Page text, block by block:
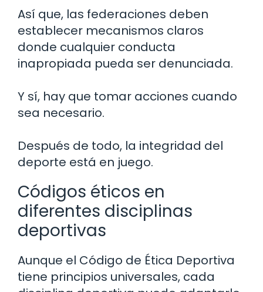
Así que, las federaciones deben
establecer mecanismos claros
donde cualquier conducta
inapropiada pueda ser denunciada.
Y sí, hay que tomar acciones cuando
sea necesario.
Después de todo, la integridad del
deporte está en juego.
Códigos éticos en
diferentes disciplinas
deportivas
Aunque el Código de Ética Deportiva
tiene principios universales, cada